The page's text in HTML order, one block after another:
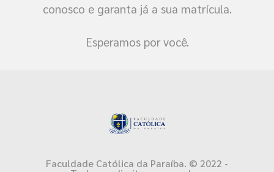
conosco e garanta já a sua matrícula.
Esperamos por você.
Faculdade Católica da Paraíba. © 2022 -